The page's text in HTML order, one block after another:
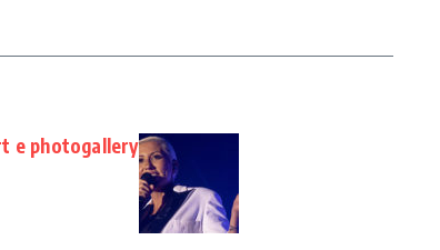
e photogallery